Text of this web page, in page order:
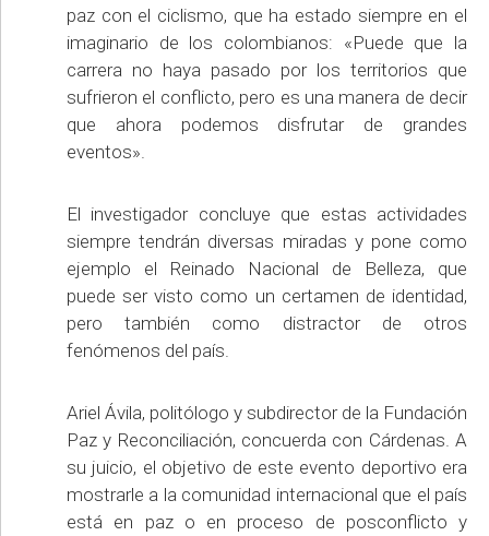
paz con el ciclismo, que ha estado siempre en el
imaginario de los colombianos: «Puede que la
carrera no haya pasado por los territorios que
sufrieron el conflicto, pero es una manera de decir
que ahora podemos disfrutar de grandes
eventos».
El investigador concluye que estas actividades
siempre tendrán diversas miradas y pone como
ejemplo el Reinado Nacional de Belleza, que
puede ser visto como un certamen de identidad,
pero también como distractor de otros
fenómenos del país.
Ariel Ávila, politólogo y subdirector de la Fundación
Paz y Reconciliación, concuerda con Cárdenas. A
su juicio, el objetivo de este evento deportivo era
mostrarle a la comunidad internacional que el país
está en paz o en proceso de posconflicto y